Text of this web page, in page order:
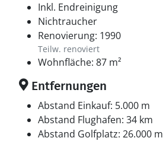
Inkl. Endreinigung
Nichtraucher
Renovierung: 1990
Teilw. renoviert
Wohnfläche: 87 m²
Entfernungen
Abstand Einkauf: 5.000 m
Abstand Flughafen: 34 km
Abstand Golfplatz: 26.000 m